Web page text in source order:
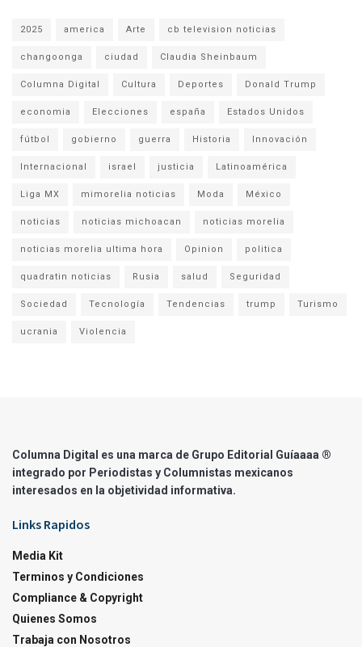
2025 america Arte cb television noticias
changoonga ciudad Claudia Sheinbaum
Columna Digital Cultura Deportes Donald Trump
economia Elecciones españa Estados Unidos
fútbol gobierno guerra Historia Innovación
Internacional israel justicia Latinoamérica
Liga MX mimorelia noticias Moda México
noticias noticias michoacan noticias morelia
noticias morelia ultima hora Opinion politica
quadratin noticias Rusia salud Seguridad
Sociedad Tecnología Tendencias trump Turismo
ucrania Violencia
Columna Digital es una marca de Grupo Editorial Guíaaaa ®
integrado por Periodistas y Columnistas mexicanos
interesados en la objetividad informativa.
Links Rapidos
Media Kit
Terminos y Condiciones
Compliance & Copyright
Quienes Somos
Trabaja con Nosotros